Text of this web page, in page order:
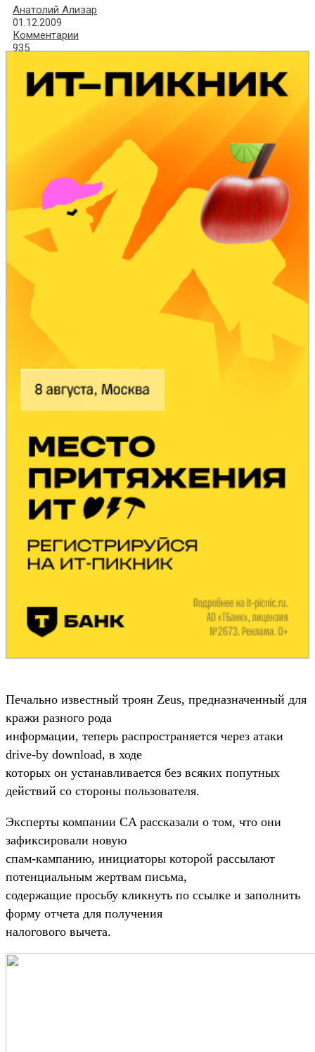
Анатолий Ализар
01.12.2009
Комментарии
935
Печально известный троян Zeus, предназначенный для
кражи разного рода
информации, теперь распространяется через атаки
drive-by download, в ходе
которых он устанавливается без всяких попутных
действий со стороны пользователя.
Эксперты компании CA рассказали о том, что они
зафиксировали новую
спам-кампанию, инициаторы которой рассылают
потенциальным жертвам письма,
содержащие просьбу кликнуть по ссылке и заполнить
форму отчета для получения
налогового вычета.